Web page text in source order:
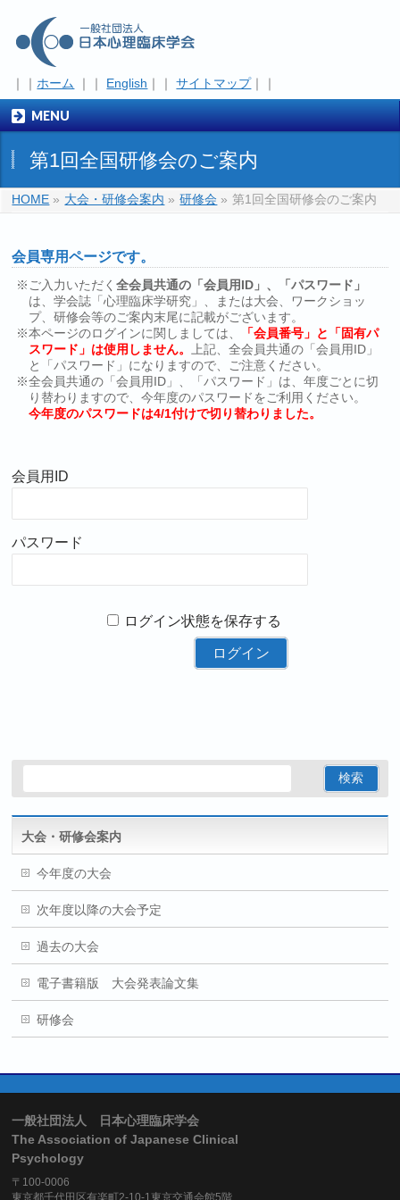
｜｜ ホーム ｜｜ English ｜｜サイトマップ｜｜
MENU
第1回全国研修会のご案内
HOME » 大会・研修会案内 » 研修会 » 第1回全国研修会のご案内
会員専用ページです。
※ご入力いただく全会員共通の「会員用ID」、「パスワード」
は、学会誌「心理臨床学研究」、または大会、ワークショッ
プ、研修会等のご案内末尾に記載がございます。
※本ページのログインに関しましては、
「会員番号」と「固有パ
スワード」は使用しません。
上記、全会員共通の「会員用ID」
と「パスワード」になりますので、ご注意ください。
※全会員共通の「会員用ID」、「パスワード」は、年度ごとに切
り替わりますので、今年度のパスワードをご利用ください。
今年度のパスワードは4/1付けで切り替わりました。
会員用ID
パスワード
ログイン状態を保存する
大会・研修会案内
今年度の大会
次年度以降の大会予定
過去の大会
電子書籍版 大会発表論文集
研修会
一般社団法人 日本心理臨床学会
The Association of Japanese Clinical
Psychology
〒100-0006
東京都千代田区有楽町2-10-1東京交通会館5階